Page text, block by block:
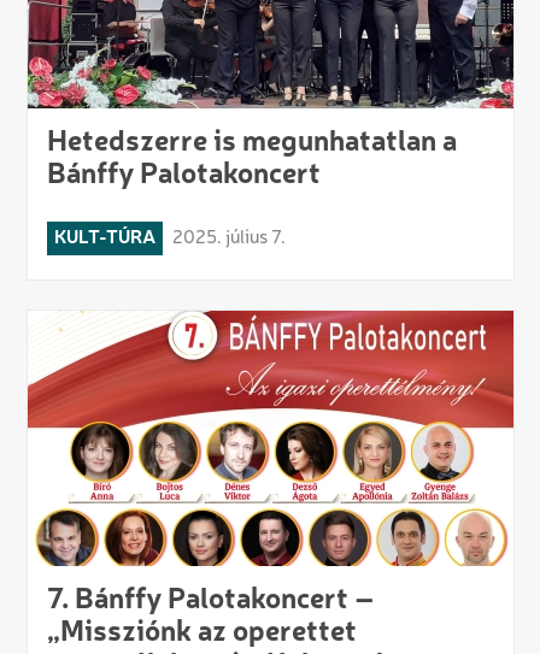
Hetedszerre is megunhatatlan a
Bánffy Palotakoncert
KULT-TÚRA 2025. július 7.
7. Bánffy Palotakoncert –
„Missziónk az operettet